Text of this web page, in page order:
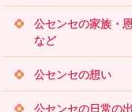
公センセの家族・
など
公センセの想い
公センセの日常の